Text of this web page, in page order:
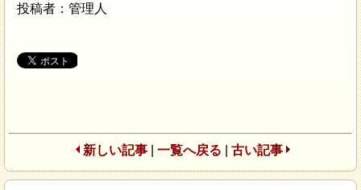
投稿者：管理人
新しい記事| 一覧へ戻る 古い記事